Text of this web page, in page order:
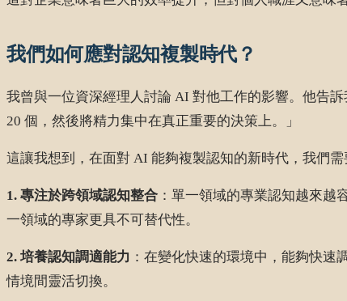
我們如何應對認知複製時代？
我曾與一位資深經理人討論 AI 對他工作的影響。他告
20 個，然後將精力集中在真正重要的決策上。」
這讓我想到，在面對 AI 能夠複製認知的新時代，我們需
1. 專注於跨領域認知整合 ：單一領域的專業認知越來
一領域的專家更具不可替代性。
2. 培養認知調適能力 ：在變化快速的環境中，能夠快
情境間靈活切換。